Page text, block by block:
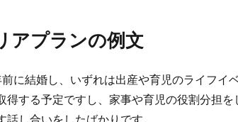
アプランの例文
に結婚し、いずれは出産や育児のライフイ
得する予定ですし、家事や育児の役割分担
話し合いをしたばかりです。